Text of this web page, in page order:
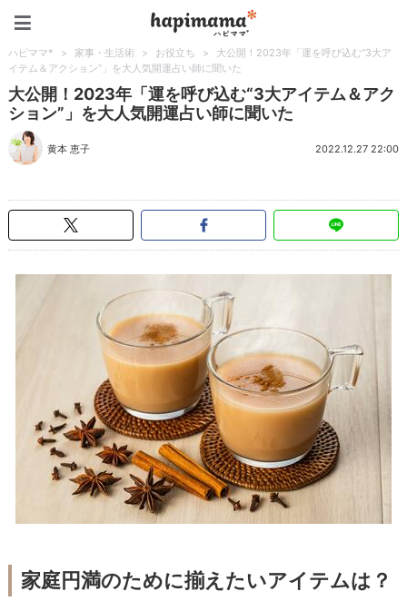
ハピママ* > 家事・生活術 > お役立ち >
大公開！2023年「運を呼び込む“3大ア
イテム＆アクション”」を大人気開運占い師に聞いた
大公開！2023年「運を呼び込む“3大アイテム＆アク
ション”」を大人気開運占い師に聞いた
黄本 恵子 2022.12.27 22:00
家庭円満のために揃えたいアイテムは？